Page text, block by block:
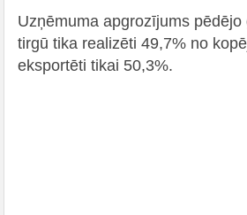
Uzņēmuma apgrozījums pēdējo
tirgū tika realizēti 49,7% no
eksportēti tikai 50,3%.